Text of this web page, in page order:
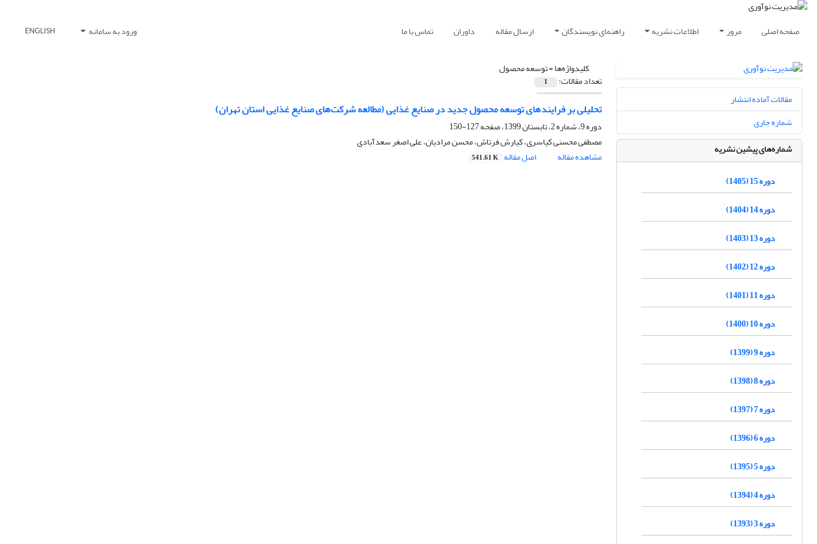
صفحه اصلی مرور اطلاعات نشریه راهنمای نویسندگان ارسال مقاله داوران تماس با ما ورود به سامانه ENGLISH
کلیدواژه‌ها =توسعه محصول
تعداد مقالات: 1
تحلیلی بر فرایندهای توسعه محصول جدید در صنایع غذایی (مطالعه شرکت‌های صنایع غذایی استان تهران)
دوره 9، شماره 2، تابستان 1399، صفحه
127-150
مصطفی محسنی کیاسری، کیارش فرتاش، محسن مرادیان، علی اصغر سعدآبادی
مشاهده مقاله
اصل مقاله 541.61 K
مقالات آماده انتشار
شماره جاری
شماره‌های پیشین نشریه
دوره 15 (1405)
دوره 14 (1404)
دوره 13 (1403)
دوره 12 (1402)
دوره 11 (1401)
دوره 10 (1400)
دوره 9 (1399)
دوره 8 (1398)
دوره 7 (1397)
دوره 6 (1396)
دوره 5 (1395)
دوره 4 (1394)
دوره 3 (1393)